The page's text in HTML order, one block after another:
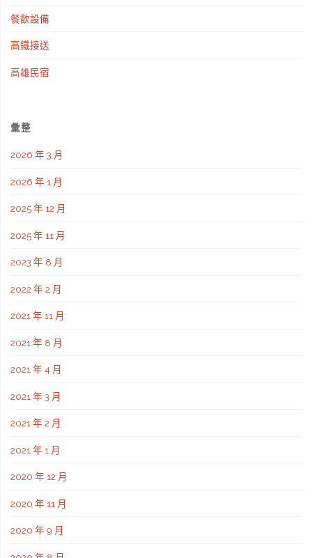
餐飲設備
高鐵接送
高雄民宿
彙整
2026 年 3 月
2026 年 1 月
2025 年 12 月
2025 年 11 月
2023 年 8 月
2022 年 2 月
2021 年 11 月
2021 年 8 月
2021 年 4 月
2021 年 3 月
2021 年 2 月
2021 年 1 月
2020 年 12 月
2020 年 11 月
2020 年 9 月